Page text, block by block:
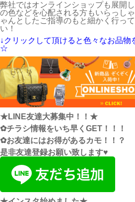
弊社ではオンラインショップも展開
の色などを心配される方もいらっし
ゃんとしたご指導のもと細かく行っ
い！
↓クリックして頂けると色々なお品物
☆
★LINE友達大募集中！！★
✿チラシ情報をいち早くGET！！！
✿お友達にはお得があるカモ！！？
是非友達登録お願い致します♥